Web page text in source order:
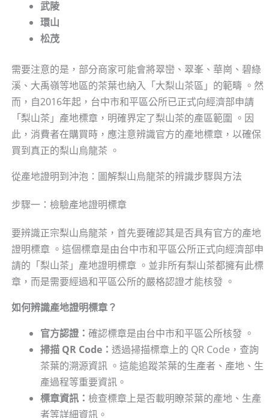
武陵
環山
松茂
需要注意的是，部分商家可能會將翠巒、翠峯、華崗、碧綠
溪、大禹嶺等地區的茶葉也納入「大梨山茶區」的範疇 。然
而，自2016年起，台中市和平區公所已正式向經濟部申請
「梨山茶」產地標章，明確界定了梨山茶的產區範圍 。因
此，消費者在購買時，應注意辨識官方的產地標章，以確保
買到真正的梨山烏龍茶 。
從產地證明到沖泡：圖解梨山烏龍茶的辨識步驟與方法
步驟一：檢驗產地證明標章
要辨識正宗梨山烏龍茶，首先要確認其是否具有官方的產地
證明標章 。這個標章是由台中市和平區公所正式向經濟部申
請的「梨山茶」產地證明標章 。並非所有梨山茶都擁有此標
章，而是需要經過和平區公所的嚴格認證才能核發 。
如何辨識產地證明標章？
官方認證： 確認標章是由台中市和平區公所核發 。
掃描 QR Code： 透過掃描標章上的 QR Code，查詢
茶葉的溯源資訊 。這能追蹤茶葉的生產者、產地、生
產過程等重要資訊。
標章資訊： 檢查標章上是否載明瞭茶葉的產地、生產
者等詳細資訊。